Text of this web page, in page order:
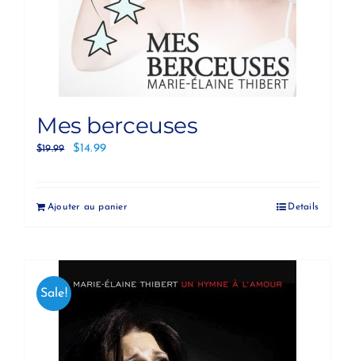
Mes berceuses
$19.99 $14.99
Ajouter au panier Details
Sale!